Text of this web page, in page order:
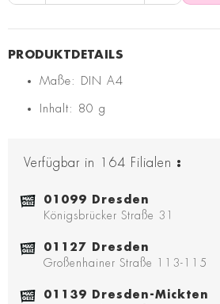
Maße: DIN A4
Inhalt: 80 g
Verfügbar in 164 Filialen :
01099 Dresden
Königsbrücker Straße 31
01127 Dresden
Großenhainer Straße 113-115
01139 Dresden-Mickten